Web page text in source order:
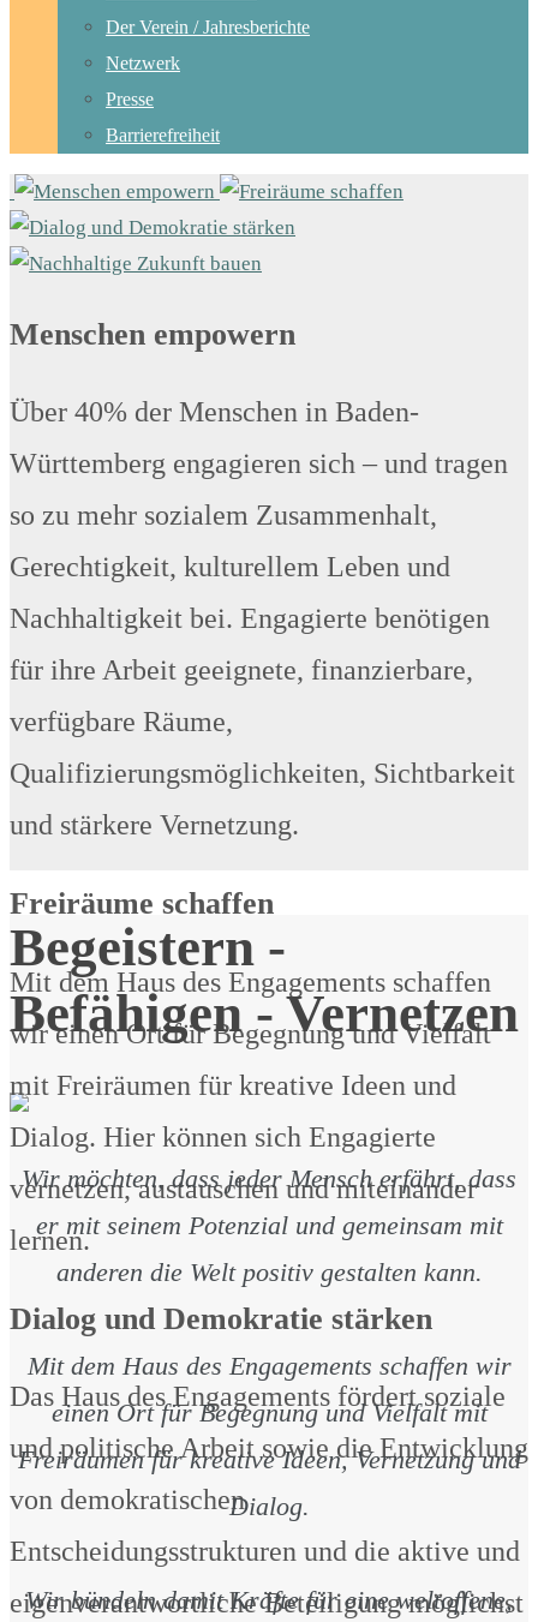
Der Verein / Jahresberichte
Netzwerk
Presse
Barrierefreiheit
Menschen empowern
Über 40% der Menschen in Baden-
Württemberg engagieren sich – und tragen
so zu mehr sozialem Zusammenhalt,
Gerechtigkeit, kulturellem Leben und
Nachhaltigkeit bei. Engagierte benötigen
für ihre Arbeit geeignete, finanzierbare,
verfügbare Räume,
Qualifizierungsmöglichkeiten, Sichtbarkeit
und stärkere Vernetzung.
Freiräume schaffen
Mit dem Haus des Engagements schaffen
wir einen Ort für Begegnung und Vielfalt
mit Freiräumen für kreative Ideen und
Dialog. Hier können sich Engagierte
vernetzen, austauschen und miteinander
lernen.
Dialog und Demokratie stärken
Das Haus des Engagements fördert soziale
und politische Arbeit sowie die Entwicklung
von demokratischen
Entscheidungsstrukturen und die aktive und
eigenverantwortliche Beteiligung möglichst
Begeistern -
Befähigen - Vernetzen
Wir möchten, dass jeder Mensch erfährt, dass
er mit seinem Potenzial und gemeinsam mit
anderen die Welt positiv gestalten kann.
Mit dem Haus des Engagements schaffen wir
einen Ort für Begegnung und Vielfalt mit
Freiräumen für kreative Ideen, Vernetzung und
Dialog.
Wir bündeln damit Kräfte für eine weltoffene,